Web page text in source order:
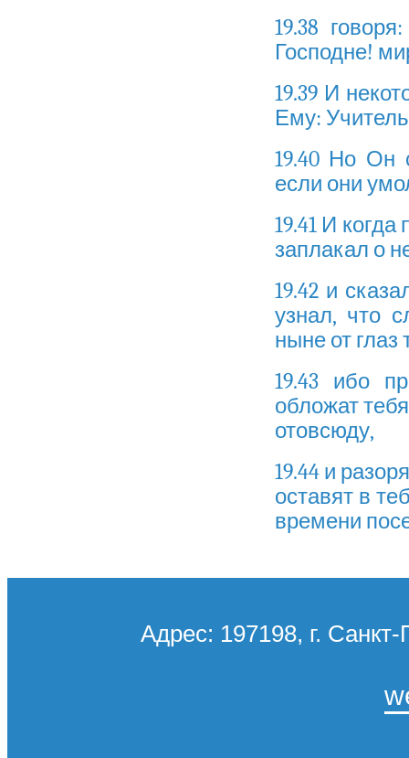
19.38
Господне!
19.39 И
Ему:
19.40 Но Он
если они
19.41 И когда
заплакал о
19.42 и
узнал, что
ныне от глаз
19.43 ибо
обложат
отовсюду,
19.44 и
оставят в
времени
Адрес: 197198, г.